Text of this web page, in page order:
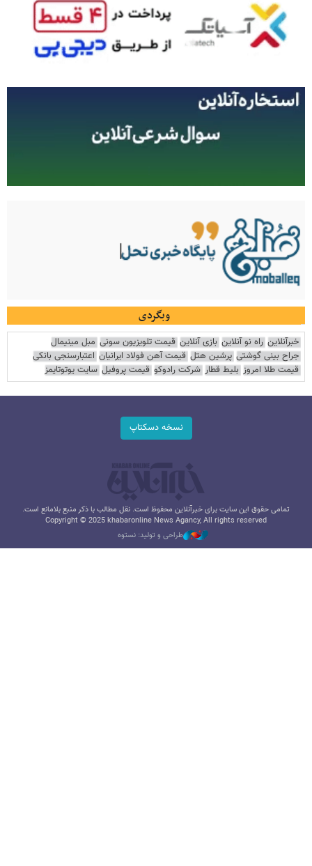
وبگردی
خبرآنلاین راه نو آنلاین بازی آنلاین قیمت تلویزیون سونی مبل مینیمال
جراح بینی گوشتی پرشین هتل قیمت آهن فولاد ایرانیان اعتبارسنجی بانکی
قیمت طلا امروز بلیط قطار شرکت رادوکو قیمت پروفیل سایت یوتوتایمز
نسخه دسکتاپ
تمامی حقوق این سایت برای خبرآنلاین محفوظ است. نقل مطالب با ذکر منبع بلامانع است.
Copyright © 2025 khabaronline News Agancy, All rights reserved
طراحی و تولید: نستوه